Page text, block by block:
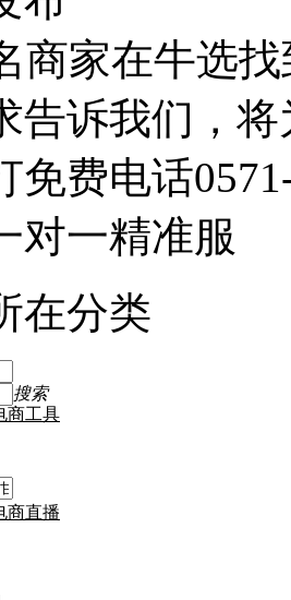
商工具
商直播
搜索
商家在牛选
告诉我们，
免费电话
对一精准服
在分类